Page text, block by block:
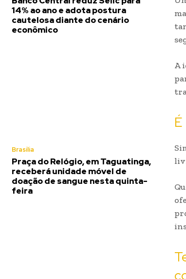
14% ao ano e adota postura
cautelosa diante do cenário
econômico
Brasília
Praça do Relógio, em Taguatinga,
receberá unidade móvel de
doação de sangue nesta quinta-
feira
A